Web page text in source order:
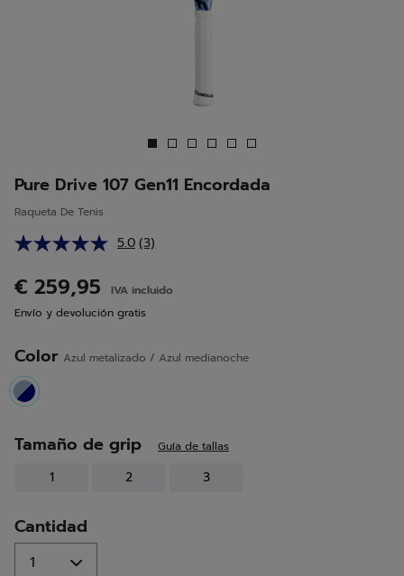
Pure Drive 107 Gen11 Encordada
Raqueta De Tenis
5.0 Lea
Enlace
en
la
página.
(3)
€ 259,95
IVA incluido
Envío y devolución gratis
Color Azul metalizado / Azul medianoche
selected
Tamaño de grip Guía de tallas
1 2 3
Cantidad